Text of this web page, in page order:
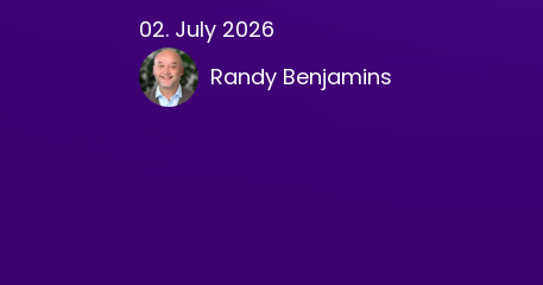
02. July 2026
Randy Benjamins